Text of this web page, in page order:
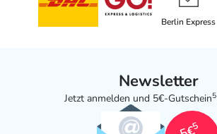
Berlin Express
Newsletter
Jetzt anmelden und 5€-Gutschein5
5